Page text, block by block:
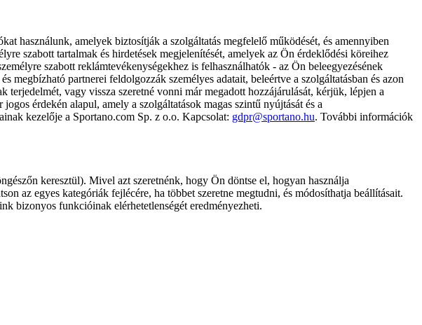
használunk, amelyek biztosítják a szolgáltatás megfelelő működését, és amennyiben
szabott tartalmak és hirdetések megjelenítését, amelyek az Ön érdeklődési köreihez
szabott reklámtevékenységekhez is felhasználhatók - az Ön beleegyezésének
partnerei feldolgozzák személyes adatait, beleértve a szolgáltatásban és azon
vagy vissza szeretné vonni már megadott hozzájárulását, kérjük, lépjen a
érdekén alapul, amely a szolgáltatások magas szintű nyújtását és a
kezelője a Sportano.com Sp. z o.o. Kapcsolat: gdpr@sportano.hu. További információk
keresztül). Mivel azt szeretnénk, hogy Ön döntse el, hogyan használja
az egyes kategóriák fejlécére, ha többet szeretne megtudni, és módosíthatja beállításait.
bizonyos funkcióinak elérhetetlenségét eredményezheti.